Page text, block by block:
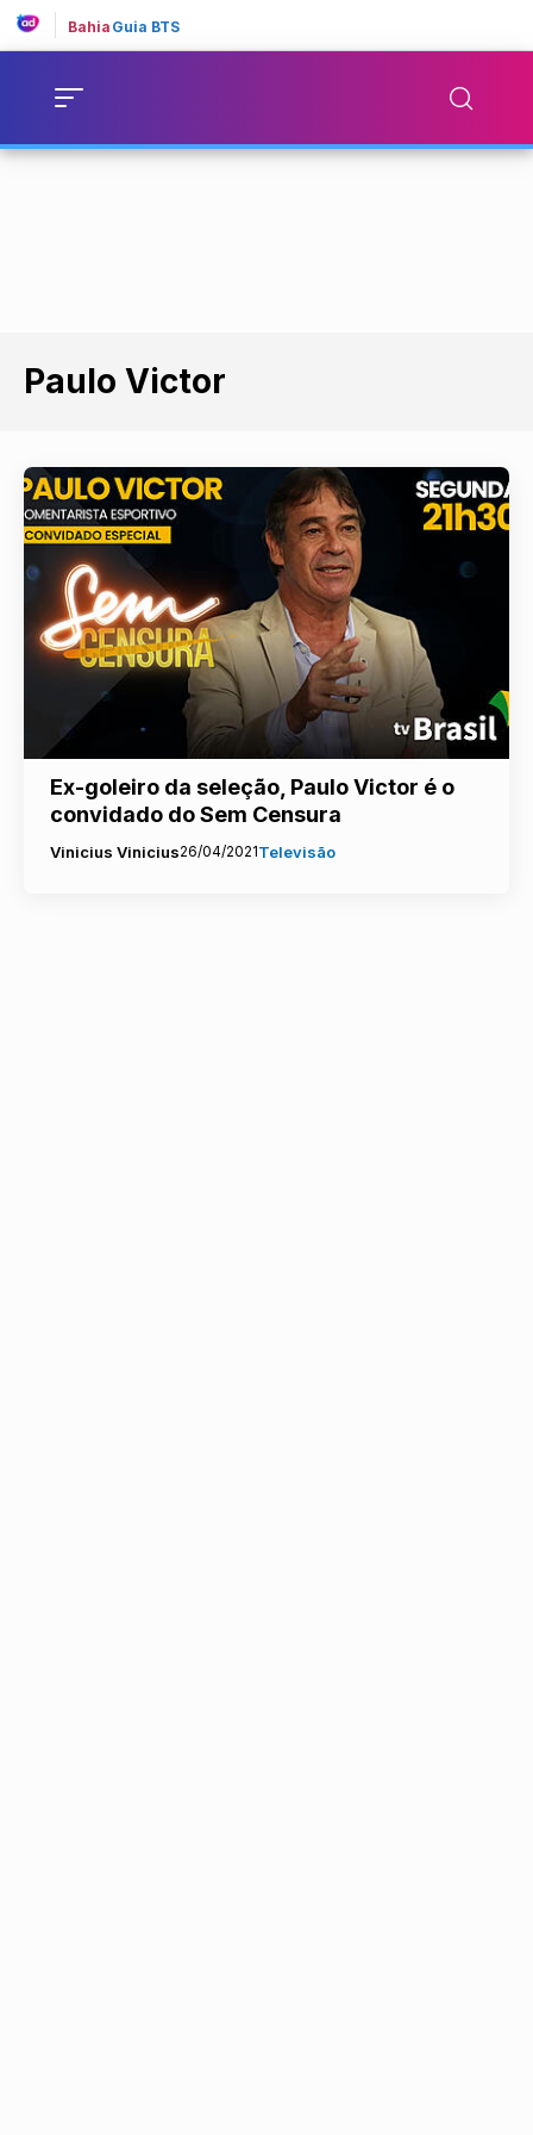
Bahia Guia BTS
Paulo Victor
Ex-goleiro da seleção, Paulo Victor é o
convidado do Sem Censura
Vinicius Vinicius26/04/2021Televisão